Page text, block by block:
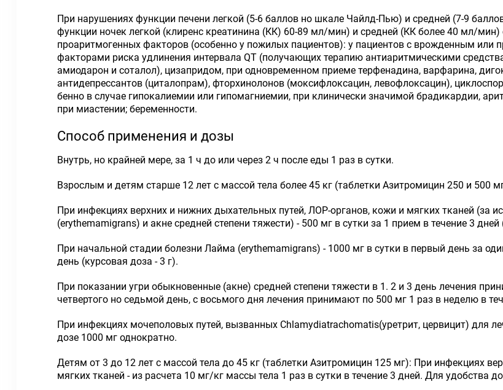
При нарушениях функции печени легкой (5-6 баллов но шкале Чайлд-Пью) и средней (7-9
функции ночек легкой (клиренс креатинина (КК) 60-89 мл/мин) и средней (КК более 40 мл/мин)
проаритмогенных факторов (особенно у пожилых пациентов): у пациентов с врожденным или
факторами риска удлинения интервала QT (получающих терапию антиаритмическими
амиодарон и соталол), цизапридом, при одно­временном приеме терфенадина, варфари­на,
антидепрессантов (циталопрам), фторхинолонов (моксифлоксацин, левофлоксацин),
бенно в случае гипокалиемии или гипомаг­ниемии, при клинически значимой бради­кардии,
при миастении; беременности.
Способ применения и дозы
Внутрь, но крайней мере, за 1 ч до или через 2 ч после еды 1 раз в сутки.
Взрослым и детям старше 12 лет с массой тела более 45 кг (таблетки Азитромицин 250 и 500
При инфекциях верхних и нижних дыхательных путей, ЛОР-органов, кожи и мягких тканей (за
(erythemamigrans) и акне средней степени тяжести) -500 мг в сутки за 1 прием в течение 3 дней
При начальной стадии болезни Лайма (erythemamigrans) -1000 мг в сутки в первый день за
день (курсовая доза - 3 г).
При показании угри обыкновенные (акне) средней степени тяжести в 1. 2 и 3 день лечения
четвертого но седьмой день, с восьмого дня лечения принимают по 500 мг 1 раз в неделю в
При инфекциях мочеполовых путей, вызванных Chlamydiatrachomatis(уретрит, цервицит) для
дозе 1000 мг однократно.
Детям от 3 до 12 лет с массой тела до 45 кг (таблетки Азитромицин 125 мг): При инфекциях
мягких тканей - из расчета 10 мг/кг массы тела 1 раз в сутки в течение 3 дней. Для удобства